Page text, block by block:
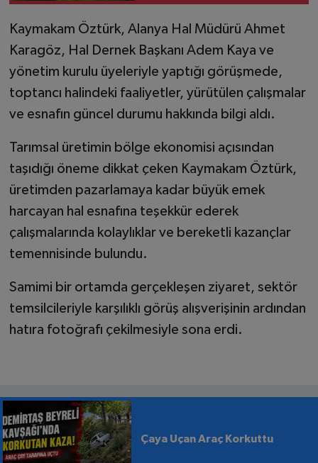
Kaymakam Öztürk, Alanya Hal Müdürü Ahmet
Karagöz, Hal Dernek Başkanı Adem Kaya ve
yönetim kurulu üyeleriyle yaptığı görüşmede,
toptancı halindeki faaliyetler, yürütülen çalışmalar
ve esnafın güncel durumu hakkında bilgi aldı.
Tarımsal üretimin bölge ekonomisi açısından
taşıdığı öneme dikkat çeken Kaymakam Öztürk,
üretimden pazarlamaya kadar büyük emek
harcayan hal esnafına teşekkür ederek
çalışmalarında kolaylıklar ve bereketli kazançlar
temennisinde bulundu.
Samimi bir ortamda gerçekleşen ziyaret, sektör
temsilcileriyle karşılıklı görüş alışverişinin ardından
hatıra fotoğrafı çekilmesiyle sona erdi.
Çaya Uçan Araç Korkuttu